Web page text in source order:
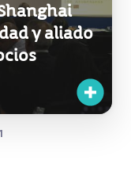
y aliado
1